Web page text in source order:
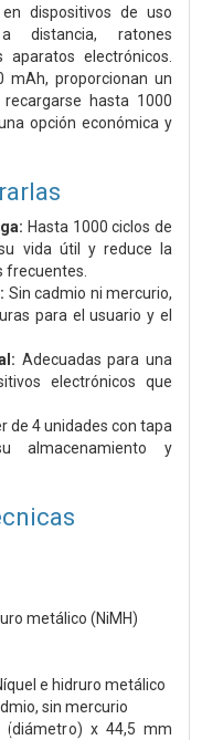
dispositivos de uso
distancia, ratones
electrónicos.
mAh, proporcionan un
hasta 1000
opción económica y
Hasta 1000 ciclos de
vida útil y reduce la
frecuentes.
Sin cadmio ni mercurio,
para el usuario y el
Adecuadas para una
electrónicos que
de 4 unidades con tapa
almacenamiento y
metálico (NiMH)
e hidruro metálico
sin mercurio
(diámetro) x 44,5 mm